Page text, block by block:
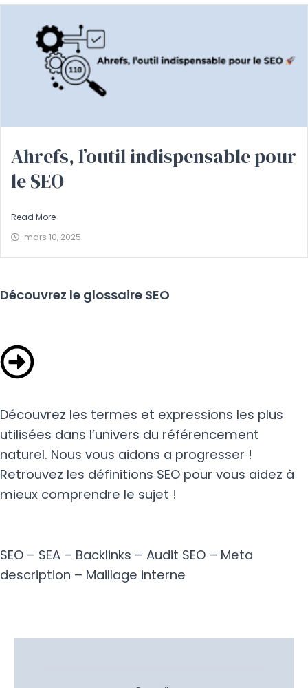
Ahrefs, l’outil indispensable pour
le SEO
Read More
mars 10, 2025
Découvrez le glossaire SEO
Découvrez les termes et expressions les plus
utilisées dans l’univers du référencement
naturel. Nous vous aidons a progresser !
Retrouvez les définitions SEO pour vous aidez à
mieux comprendre le sujet !
SEO – SEA – Backlinks – Audit SEO – Meta
description – Maillage interne